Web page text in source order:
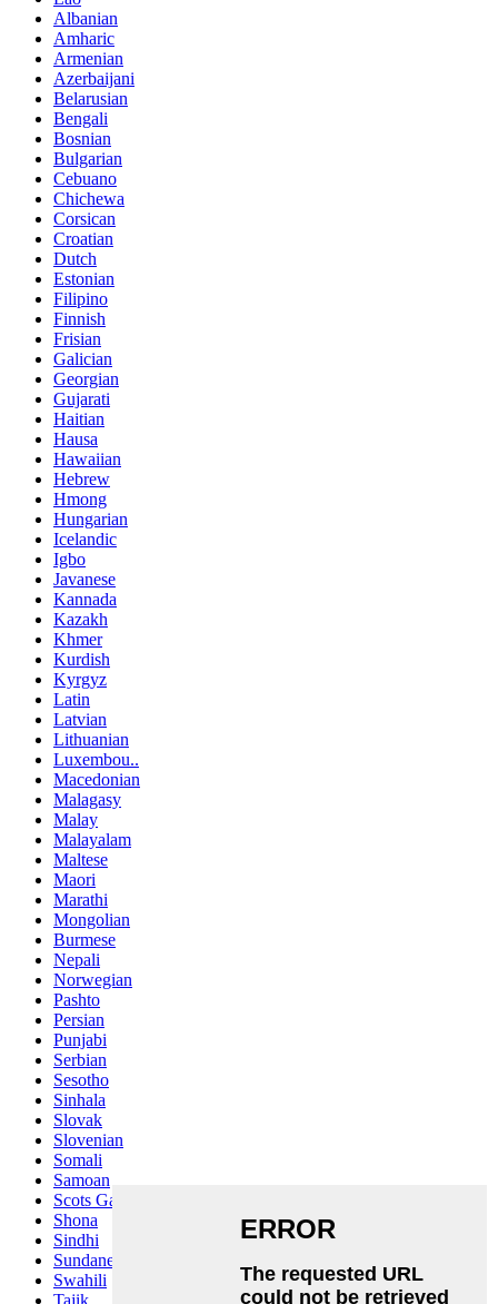
Albanian
Amharic
Armenian
Azerbaijani
Belarusian
Bengali
Bosnian
Bulgarian
Cebuano
Chichewa
Corsican
Croatian
Dutch
Estonian
Filipino
Finnish
Frisian
Galician
Georgian
Gujarati
Haitian
Hausa
Hawaiian
Hebrew
Hmong
Hungarian
Icelandic
Igbo
Javanese
Kannada
Kazakh
Khmer
Kurdish
Kyrgyz
Latin
Latvian
Lithuanian
Luxembou..
Macedonian
Malagasy
Malay
Malayalam
Maltese
Maori
Marathi
Mongolian
Burmese
Nepali
Norwegian
Pashto
Persian
Punjabi
Serbian
Sesotho
Sinhala
Slovak
Slovenian
Somali
Samoan
Scots Gaelic
Shona
Sindhi
Sundanese
Swahili
Tajik